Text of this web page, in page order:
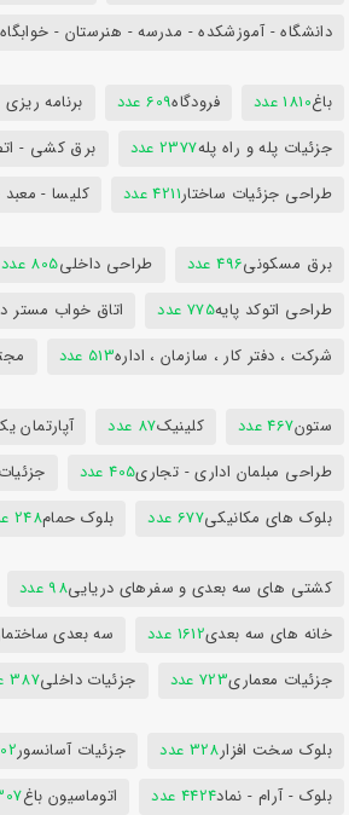
دانشگاه - آموزشکده - مدرسه - هنرستان - خوابگاه
باغ1810 عدد فرودگاه609 عدد برنامه
جزئیات پله و راه پله2377 عدد برق کشی -
طراحی جزئیات ساختار4211 عدد کلیسا -
برق مسکونی496 عدد طراحی داخلی805 عدد
طراحی اتوکد پایه775 عدد اتاق خواب مستر
شرکت ، دفتر کار ، سازمان ، اداره513 عدد
ستون467 عدد کلینیک87 عدد آپارتمان
طراحی مبلمان اداری - تجاری405 عدد
بلوک های مکانیکی677 عدد بلوک حمام248 عدد
کشتی های سه بعدی و سفرهای دریایی98 عدد
خانه های سه بعدی1612 عدد سه بعدی
جزئیات معماری723 عدد جزئیات داخلی387 عدد
بلوک سخت افزار328 عدد جزئیات آسانسور402
بلوک - آرام - نماد4424 عدد اتوماسیون باغ307